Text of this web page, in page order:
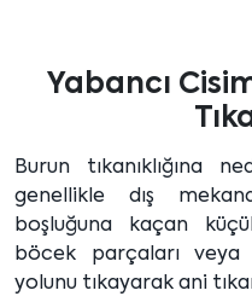
Yabancı
Burun tıkanıklığına
genellikle dış
boşluğuna kaçan
böcek parçaları
yolunu tıkayarak ani